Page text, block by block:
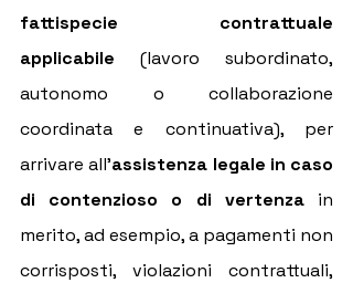
fattispecie contrattuale
applicabile (lavoro subordinato,
autonomo o collaborazione
coordinata e continuativa), per
arrivare all'assistenza legale in caso
di contenzioso o di vertenza in
merito, ad esempio, a pagamenti non
corrisposti, violazioni contrattuali,